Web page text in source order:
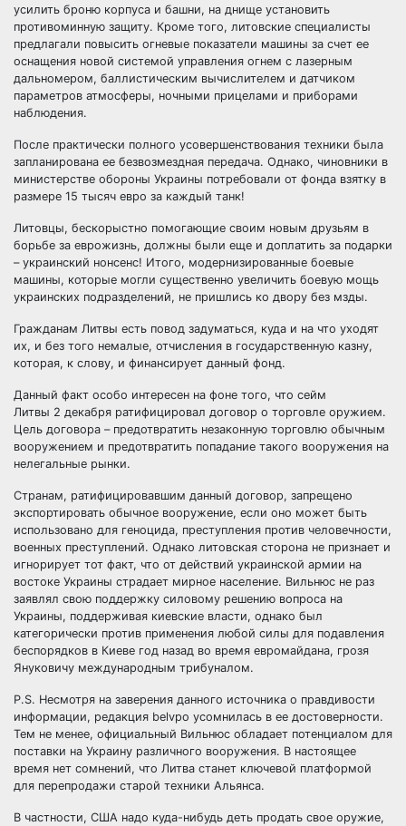
усилить броню корпуса и башни, на днище установить
противоминную защиту. Кроме того, литовские специалисты
предлагали повысить огневые показатели машины за счет ее
оснащения новой системой управления огнем с лазерным
дальномером, баллистическим вычислителем и датчиком
параметров атмосферы, ночными прицелами и приборами
наблюдения.
После практически полного усовершенствования техники была
запланирована ее безвозмездная передача. Однако, чиновники в
министерстве обороны Украины потребовали от фонда взятку в
размере 15 тысяч евро за каждый танк!
Литовцы, бескорыстно помогающие своим новым друзьям в
борьбе за еврожизнь, должны были еще и доплатить за подарки
– украинский нонсенс! Итого, модернизированные боевые
машины, которые могли существенно увеличить боевую мощь
украинских подразделений, не пришлись ко двору без мзды.
Гражданам Литвы есть повод задуматься, куда и на что уходят
их, и без того немалые, отчисления в государственную казну,
которая, к слову, и финансирует данный фонд.
Данный факт особо интересен на фоне того, что сейм
Литвы 2 декабря ратифицировал договор о торговле оружием.
Цель договора – предотвратить незаконную торговлю обычным
вооружением и предотвратить попадание такого вооружения на
нелегальные рынки.
Странам, ратифицировавшим данный договор, запрещено
экспортировать обычное вооружение, если оно может быть
использовано для геноцида, преступления против человечности,
военных преступлений. Однако литовская сторона не признает и
игнорирует тот факт, что от действий украинской армии на
востоке Украины страдает мирное население. Вильнюс не раз
заявлял свою поддержку силовому решению вопроса на
Украины, поддерживая киевские власти, однако был
категорически против применения любой силы для подавления
беспорядков в Киеве год назад во время евромайдана, грозя
Януковичу международным трибуналом.
P.S. Несмотря на заверения данного источника о правдивости
информации, редакция belvpo усомнилась в ее достоверности.
Тем не менее, официальный Вильнюс обладает потенциалом для
поставки на Украину различного вооружения. В настоящее
время нет сомнений, что Литва станет ключевой платформой
для перепродажи старой техники Альянса.
В частности, США надо куда-нибудь деть продать свое оружие,